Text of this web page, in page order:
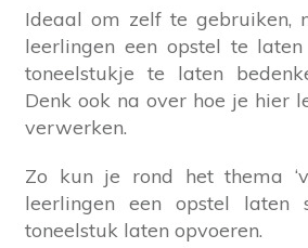
Ideaal om zelf te gebruiken,
leerlingen een opstel te
toneelstukje te laten
Denk ook na over hoe je hier
verwerken.
Zo kun je rond het thema
leerlingen een opstel laten
toneelstuk laten opvoeren.